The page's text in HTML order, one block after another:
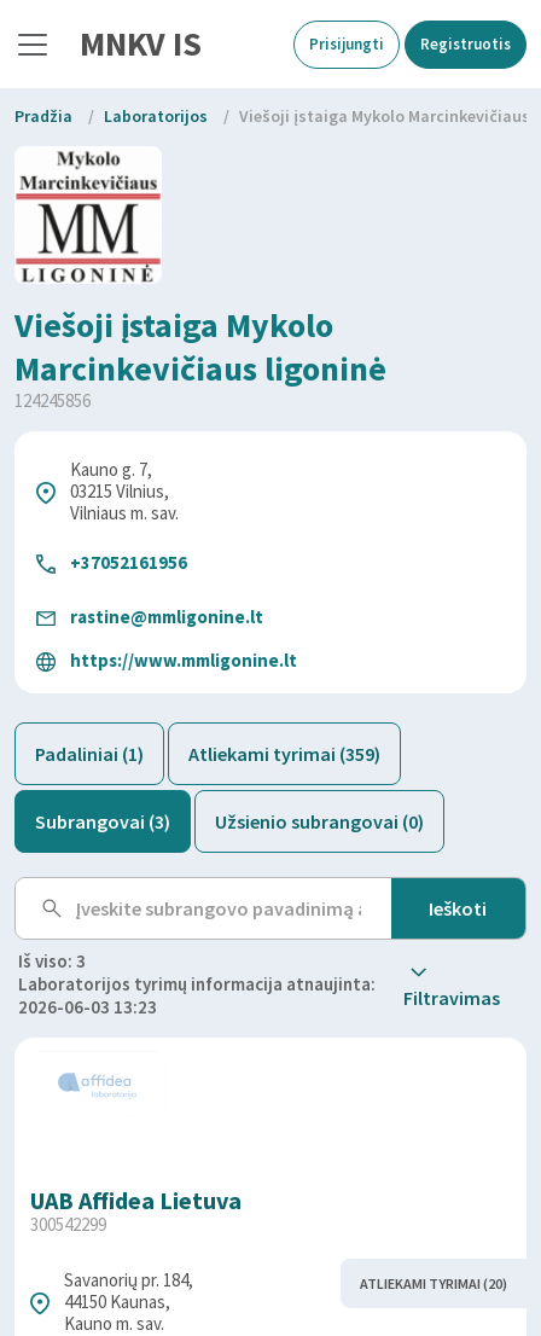
MNKV IS Prisijungti Registruotis
Pradžia / Laboratorijos / Viešoji įstaiga Mykolo Marcinkevičiaus
Viešoji įstaiga Mykolo
Marcinkevičiaus ligoninė
124245856
Kauno g. 7,
03215 Vilnius,
Vilniaus m. sav.
+37052161956
rastine@mmligonine.lt
https://www.mmligonine.lt
Padaliniai (1) Atliekami tyrimai (359)
Subrangovai (3) Užsienio subrangovai (0)
Iš viso: 3
Laboratorijos tyrimų informacija atnaujinta:
2026-06-03 13:23
Filtravimas
UAB Affidea Lietuva
300542299
ATLIEKAMI TYRIMAI (20)
Savanorių pr. 184,
44150 Kaunas,
Kauno m. sav.